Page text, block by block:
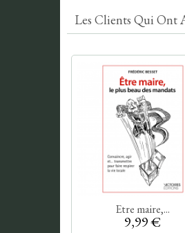
Les Clients Qui Ont
Etre maire,...
9,99 €